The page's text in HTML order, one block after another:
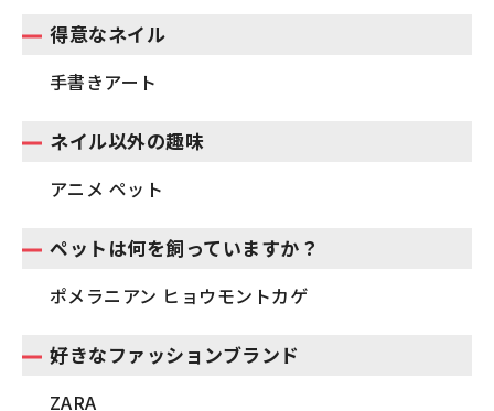
得意なネイル
手書きアート
ネイル以外の趣味
アニメ ペット
ペットは何を飼っていますか？
ポメラニアン ヒョウモントカゲ
好きなファッションブランド
ZARA